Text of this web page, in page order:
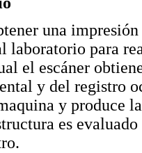
una
laboratorio para
el escáner
y del registro
y produce
es